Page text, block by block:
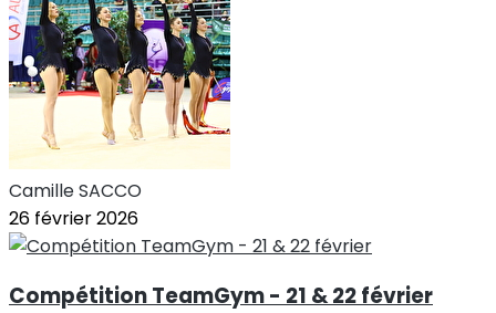
Camille SACCO
26 février 2026
Compétition TeamGym - 21 & 22 février